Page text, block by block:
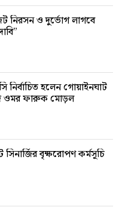
নিরসন ও দুর্ভোগ লাগবে
নির্বাচিত হলেন গোয়াইনঘাট
ওমর ফারুক মোড়ল
সিনার্জির বৃক্ষরোপণ কর্মসূচি